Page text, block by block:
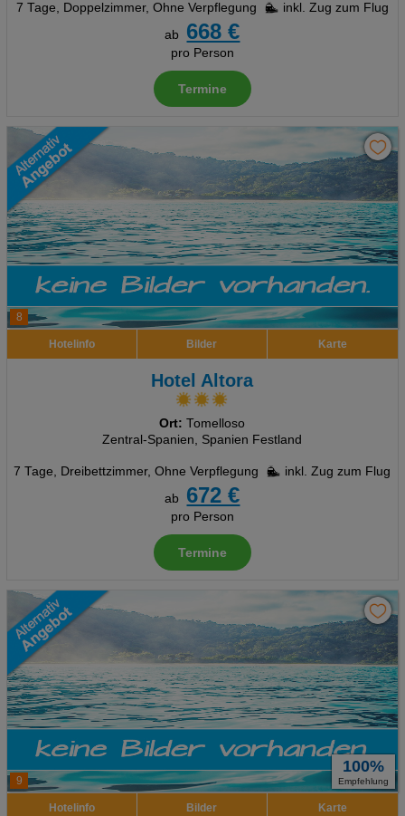
7 Tage, Doppelzimmer, Ohne Verpflegung
inkl. Zug zum Flug
ab
668 €
pro Person
Termine
8
Hotelinfo Bilder Karte
Hotel Altora
Ort: Tomelloso
Zentral-Spanien, Spanien Festland
7 Tage, Dreibettzimmer, Ohne Verpflegung
inkl. Zug zum Flug
ab
672 €
pro Person
Termine
9
100%
Empfehlung
Hotelinfo Bilder Karte